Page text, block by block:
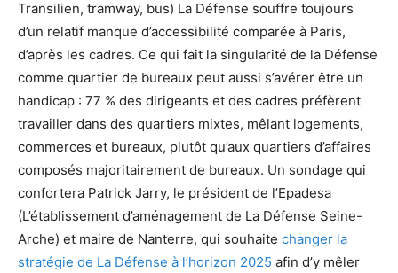
Transilien, tramway, bus) La Défense souffre toujours
d’un relatif manque d’accessibilité comparée à Paris,
d’après les cadres. Ce qui fait la singularité de la Défense
comme quartier de bureaux peut aussi s’avérer être un
handicap : 77 % des dirigeants et des cadres préfèrent
travailler dans des quartiers mixtes, mêlant logements,
commerces et bureaux, plutôt qu’aux quartiers d’affaires
composés majoritairement de bureaux. Un sondage qui
confortera Patrick Jarry, le président de l’Epadesa
(L’établissement d’aménagement de La Défense Seine-
Arche) et maire de Nanterre, qui souhaite changer la
stratégie de La Défense à l’horizon 2025 afin d’y mêler